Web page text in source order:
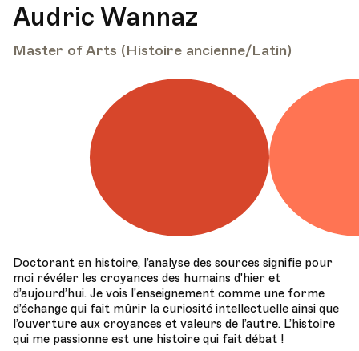
Audric Wannaz
Master of Arts (Histoire ancienne/Latin)
Doctorant en histoire, l’analyse des sources signifie pour
moi révéler les croyances des humains d'hier et
d’aujourd’hui. Je vois l'enseignement comme une forme
d’échange qui fait mûrir la curiosité intellectuelle ainsi que
l’ouverture aux croyances et valeurs de l’autre. L’histoire
qui me passionne est une histoire qui fait débat !